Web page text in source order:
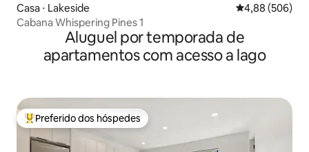
Casa ⋅ Lakeside 4,88 de uma
4,88 (506)
Cabana Whispering Pines 1
Aluguel por temporada de
apartamentos com acesso a lago
Entre os melhores preferidos dos hóspedes
Preferido dos hóspedes